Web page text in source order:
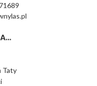
Taty